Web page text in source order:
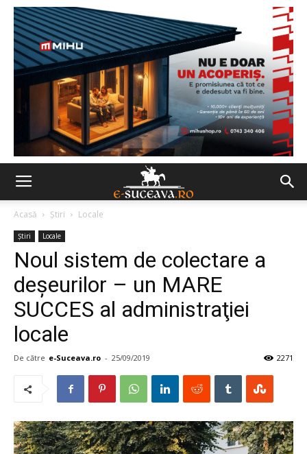
Acasă Ştiri Locale
Ştiri Locale
Noul sistem de colectare a
deşeurilor – un MARE
SUCCES al administraţiei
locale
De către e-Suceava.ro - 25/09/2019 2271